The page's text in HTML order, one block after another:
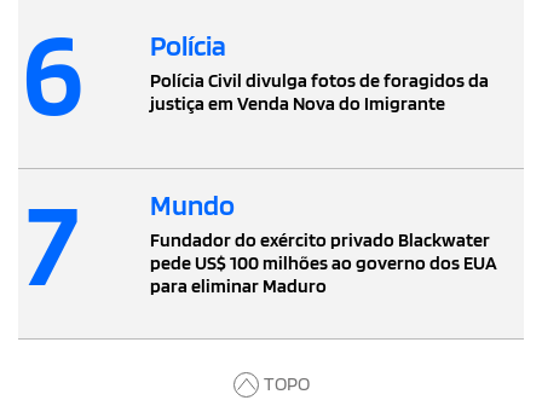
6 Polícia
Polícia Civil divulga fotos de foragidos da
justiça em Venda Nova do Imigrante
7 Mundo
Fundador do exército privado Blackwater
pede US$ 100 milhões ao governo dos EUA
para eliminar Maduro
TOPO